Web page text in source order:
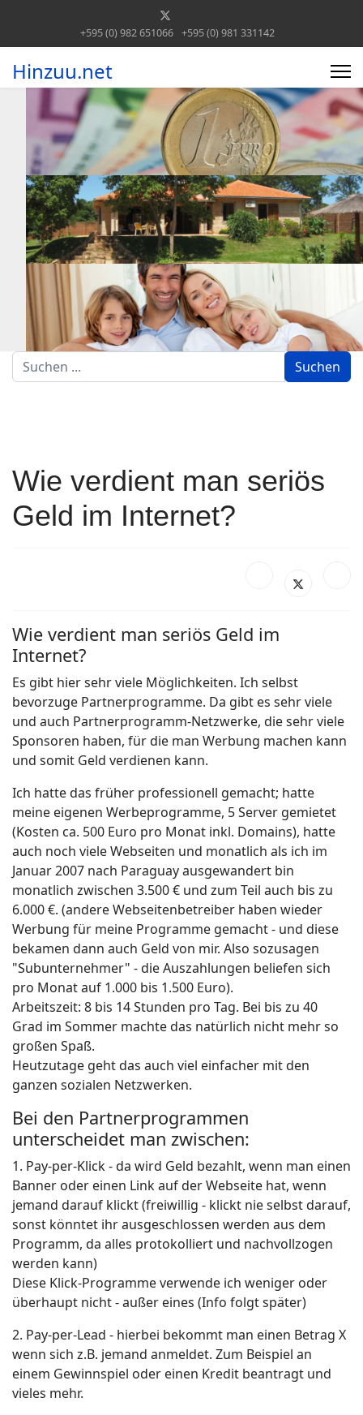
+595 (0) 982 651066 +595 (0) 981 331142
Hinzuu.net
Suchen
...
Suchen
Wie verdient man seriös
Geld im Internet?
Wie verdient man seriös Geld im
Internet?
Es gibt hier sehr viele Möglichkeiten. Ich selbst
bevorzuge Partnerprogramme. Da gibt es sehr viele
und auch Partnerprogramm-Netzwerke, die sehr viele
Sponsoren haben, für die man Werbung machen kann
und somit Geld verdienen kann.
Ich hatte das früher professionell gemacht; hatte
meine eigenen Werbeprogramme, 5 Server gemietet
(Kosten ca. 500 Euro pro Monat inkl. Domains), hatte
auch noch viele Webseiten und monatlich als ich im
Januar 2007 nach Paraguay ausgewandert bin
monatlich zwischen 3.500 € und zum Teil auch bis zu
6.000 €. (andere Webseitenbetreiber haben wieder
Werbung für meine Programme gemacht - und diese
bekamen dann auch Geld von mir. Also sozusagen
"Subunternehmer" - die Auszahlungen beliefen sich
pro Monat auf 1.000 bis 1.500 Euro).
Arbeitszeit: 8 bis 14 Stunden pro Tag. Bei bis zu 40
Grad im Sommer machte das natürlich nicht mehr so
großen Spaß.
Heutzutage geht das auch viel einfacher mit den
ganzen sozialen Netzwerken.
Bei den Partnerprogrammen
unterscheidet man zwischen:
1. Pay-per-Klick - da wird Geld bezahlt, wenn man einen
Banner oder einen Link auf der Webseite hat, wenn
jemand darauf klickt (freiwillig - klickt nie selbst darauf,
sonst könntet ihr ausgeschlossen werden aus dem
Programm, da alles protokolliert und nachvollzogen
werden kann)
Diese Klick-Programme verwende ich weniger oder
überhaupt nicht - außer eines (Info folgt später)
2. Pay-per-Lead - hierbei bekommt man einen Betrag X
wenn sich z.B. jemand anmeldet. Zum Beispiel an
einem Gewinnspiel oder einen Kredit beantragt und
vieles mehr.